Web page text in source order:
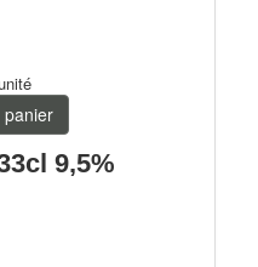
9,5%